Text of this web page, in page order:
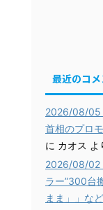
最近のコメ
2026/08/05
首相のプロ
に カオス よ
2026/08/02
ラー”300台
まま」」など